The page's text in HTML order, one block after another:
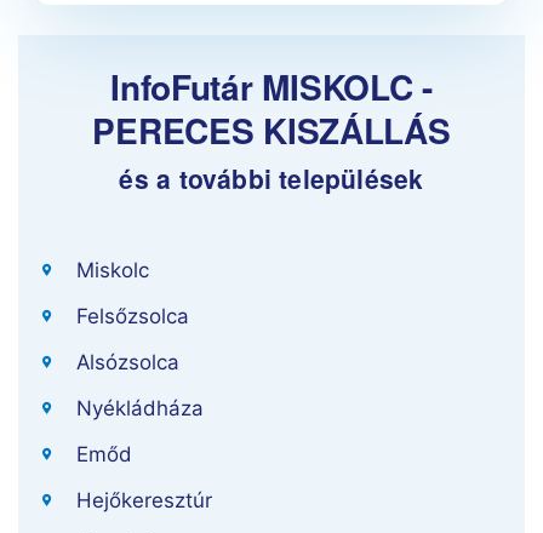
InfoFutár MISKOLC -
PERECES KISZÁLLÁS
és a további települések
Miskolc
Felsőzsolca
Alsózsolca
Nyékládháza
Emőd
Hejőkeresztúr